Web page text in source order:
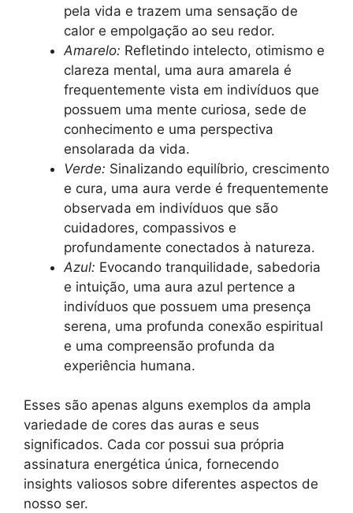
pela vida e trazem uma sensação de
calor e empolgação ao seu redor.
Amarelo: Refletindo intelecto, otimismo e
clareza mental, uma aura amarela é
frequentemente vista em indivíduos que
possuem uma mente curiosa, sede de
conhecimento e uma perspectiva
ensolarada da vida.
Verde: Sinalizando equilíbrio, crescimento
e cura, uma aura verde é frequentemente
observada em indivíduos que são
cuidadores, compassivos e
profundamente conectados à natureza.
Azul: Evocando tranquilidade, sabedoria
e intuição, uma aura azul pertence a
indivíduos que possuem uma presença
serena, uma profunda conexão espiritual
e uma compreensão profunda da
experiência humana.
Esses são apenas alguns exemplos da ampla
variedade de cores das auras e seus
significados. Cada cor possui sua própria
assinatura energética única, fornecendo
insights valiosos sobre diferentes aspectos de
nosso ser.